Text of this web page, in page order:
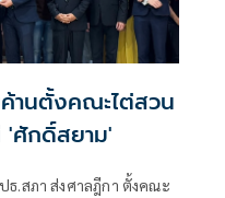
านตั้งคณะไต่สวน
'ศักดิ์สยาม'
.สภา ส่งศาลฎีกา ตั้งคณะ